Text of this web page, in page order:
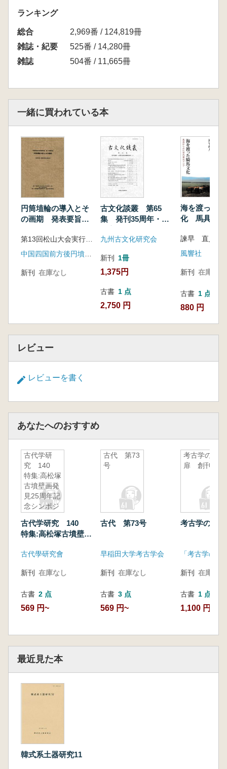
井原 稔「峯ヶ塚古墳表採の陶質土器」
田中清美「長原遺跡出土の韓式系土器」
ランキング
総合
2,969番 / 124,819冊
雑誌・紀要
525番 / 14,280冊
雑誌
504番 / 11,665冊
一緒に買われている本
円筒埴輪の導入とそ
の画期 発表要旨
輪集成
新刊 在庫なし
古文化談叢 第65
集 発刊35周年・小
念号1
九州古文化研究会
新刊 1冊
1,375円
古書 1 点
2,750 円
海を渡った
化 馬具から
諫早 直人 著
風響社
新刊 在庫なし
古書 1 点
880 円
レビュー
レビューを書く
あなたへのおすすめ
古代学研
究 140
特集:高松塚
古墳壁画発
見25周年記
念シンポジ
古代学研究 140
特集:高松塚古墳壁画
ポジウム
古代學研究會
新刊 在庫なし
古書 2 点
569 円~
古代 第73
号
古代 第73号
早稲田大学考古学会
新刊 在庫なし
古書 3 点
569 円~
考古学の
扉 創刊号
考古学の扉
「考古学の扉
新刊 在庫なし
古書 1 点
1,100 円
最近見た本
韓式系土器研究11